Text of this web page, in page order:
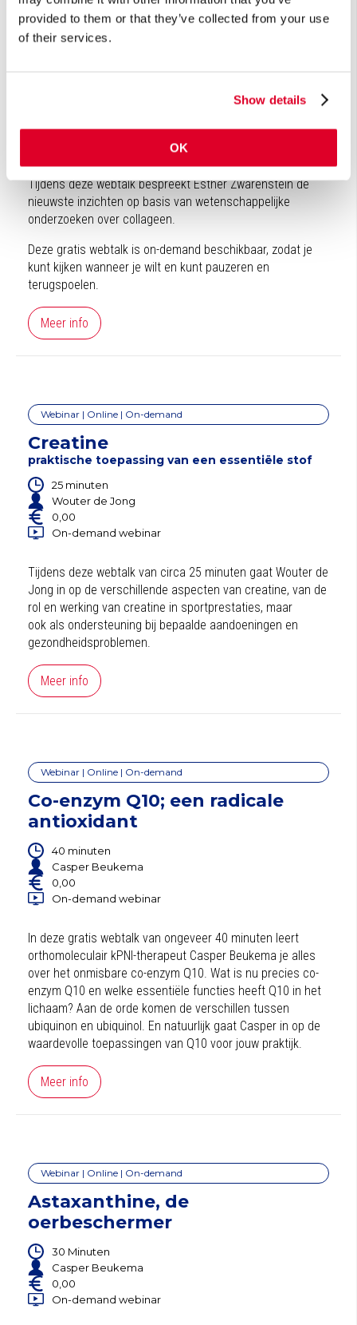
provided to them or that they’ve collected from your use
of their services.
Show details
OK
Webinar | Online | On-demand
0,00
Tijdens deze webtalk bespreekt Esther Zwarenstein de
nieuwste inzichten op basis van wetenschappelijke
onderzoeken over collageen.
Deze gratis webtalk is on-demand beschikbaar, zodat je
kunt kijken wanneer je wilt en kunt pauzeren en
terugspoelen.
Meer info
Webinar | Online | On-demand
Creatine
praktische toepassing van een essentiële stof
25 minuten
Wouter de Jong
0,00
On-demand webinar
Tijdens deze webtalk van circa 25 minuten gaat Wouter de
Jong in op de verschillende aspecten van creatine, van de
rol en werking van creatine in sportprestaties, maar
ook als ondersteuning bij bepaalde aandoeningen en
gezondheidsproblemen.
Meer info
Webinar | Online | On-demand
Co-enzym Q10; een radicale
antioxidant
40 minuten
Casper Beukema
0,00
On-demand webinar
In deze gratis webtalk van ongeveer 40 minuten leert
orthomoleculair kPNI-therapeut Casper Beukema je alles
over het onmisbare co-enzym Q10. Wat is nu precies co-
enzym Q10 en welke essentiële functies heeft Q10 in het
lichaam? Aan de orde komen de verschillen tussen
ubiquinon en ubiquinol. En natuurlijk gaat Casper in op de
waardevolle toepassingen van Q10 voor jouw praktijk.
Meer info
Webinar | Online | On-demand
Astaxanthine, de
oerbeschermer
30 Minuten
Casper Beukema
0,00
On-demand webinar